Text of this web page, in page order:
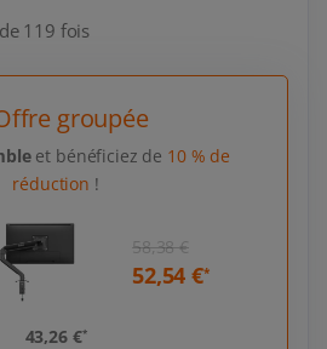
119 fois
groupée
et bénéficiez de 10 % de
réduction !
58,38 €
52,54 €*
43,26 €*